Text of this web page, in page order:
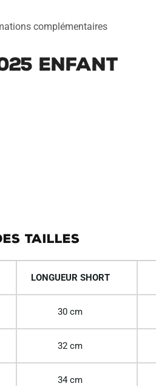
complémentaires
Enfant
TAILLES
LONGUEUR SHORT
30 cm
32 cm
34 cm